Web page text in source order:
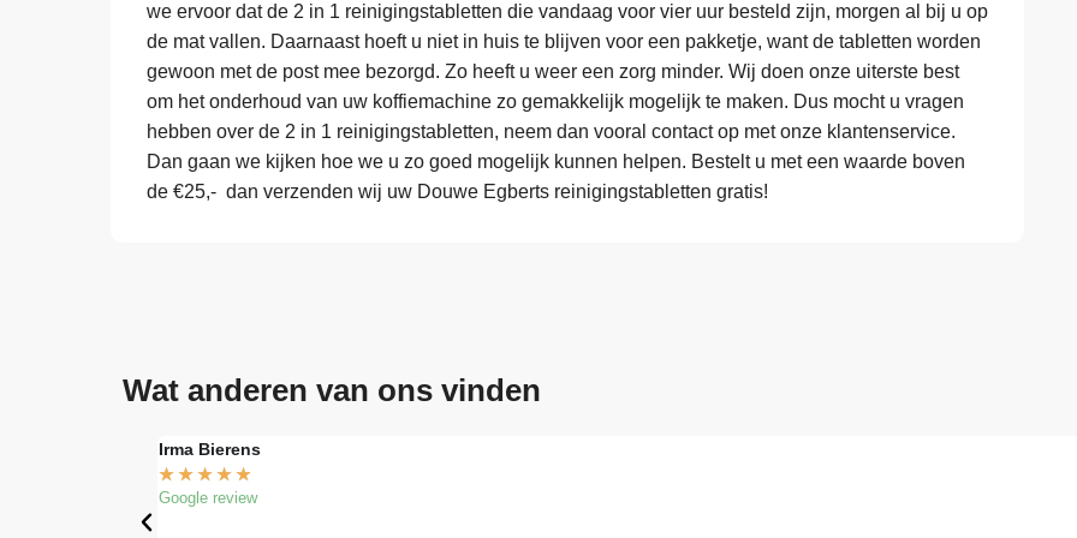
we ervoor dat de 2 in 1 reinigingstabletten die vandaag voor vier uur besteld zijn, morgen al bij u op
de mat vallen. Daarnaast hoeft u niet in huis te blijven voor een pakketje, want de tabletten worden
gewoon met de post mee bezorgd. Zo heeft u weer een zorg minder. Wij doen onze uiterste best
om het onderhoud van uw koffiemachine zo gemakkelijk mogelijk te maken. Dus mocht u vragen
hebben over de 2 in 1 reinigingstabletten, neem dan vooral contact op met onze klantenservice.
Dan gaan we kijken hoe we u zo goed mogelijk kunnen helpen. Bestelt u met een waarde boven
de €25,- dan verzenden wij uw Douwe Egberts reinigingstabletten gratis!
Wat anderen van ons vinden
Irma Bierens
★ ★ ★ ★ ★
Google review